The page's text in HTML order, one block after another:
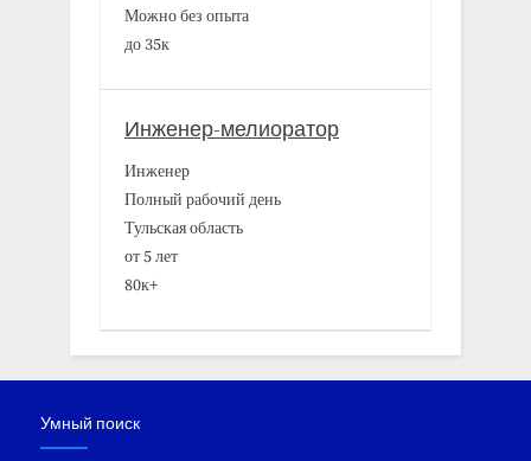
Можно без опыта
до 35к
Инженер-мелиоратор
Инженер
Полный рабочий день
Тульская область
от 5 лет
80к+
Умный поиск